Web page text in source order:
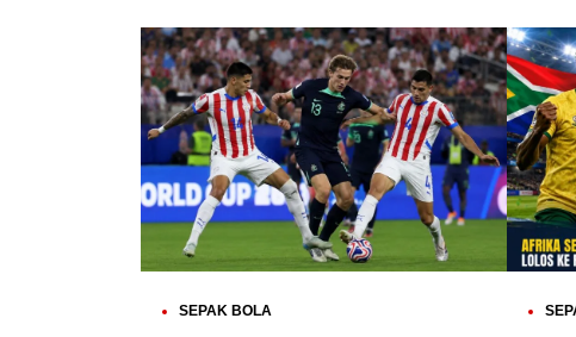
E
D
I
N
E
D
I
N
SEPAK BOLA